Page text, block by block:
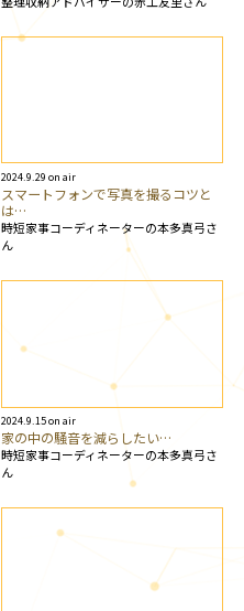
2024.9.29 on air
スマートフォンで写真を撮るコツと
は…
時短家事コーディネーターの本多真弓さ
ん
2024.9.15 on air
家の中の騒音を減らしたい…
時短家事コーディネーターの本多真弓さ
ん